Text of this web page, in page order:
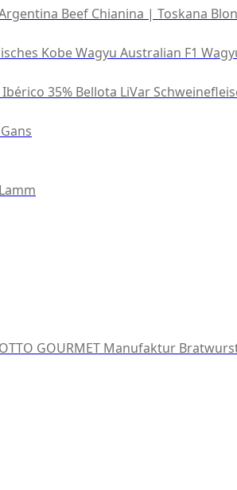
Beef Chianina | Toskana
Kobe Wagyu Australian F1
35% Bellota LiVar
Gans
OTTO GOURMET Manufaktur